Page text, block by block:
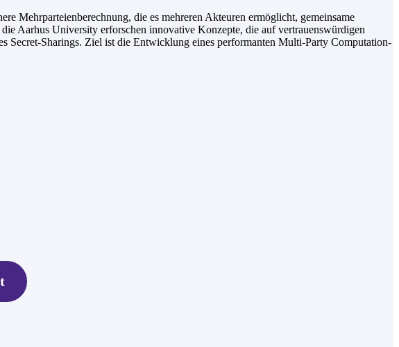
Mehrparteienberechnung, die es mehreren Akteuren ermöglicht, gemeinsame
Aarhus University erforschen innovative Konzepte, die auf vertrauenswürdigen
Secret-Sharings. Ziel ist die Entwicklung eines performanten Multi-Party Computation-